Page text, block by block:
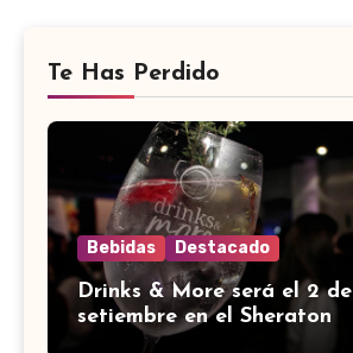
Te Has Perdido
Bebidas Destacado
Drinks & More será el 2 de
setiembre en el Sheraton